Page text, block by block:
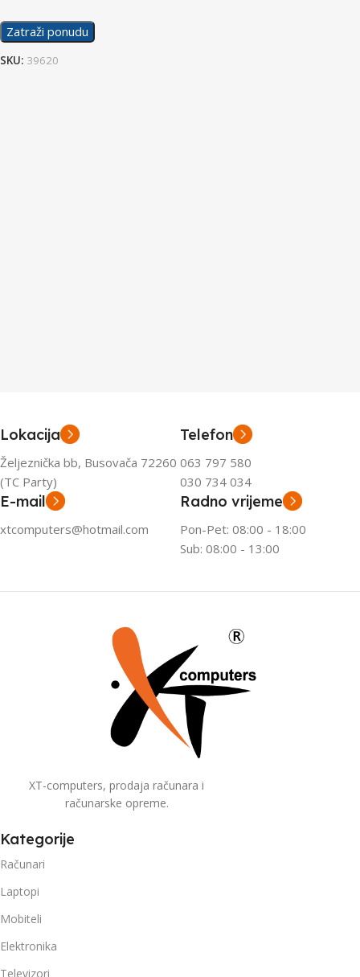
Zatraži ponudu
SKU: 39620
Lokacija
Željeznička bb, Busovača 72260
(TC Party)
Telefon
063 797 580
030 734 034
E-mail
xtcomputers@hotmail.com
Radno vrijeme
Pon-Pet: 08:00 - 18:00
Sub: 08:00 - 13:00
XT-computers, prodaja računara i
računarske opreme.
Kategorije
Računari
Laptopi
Mobiteli
Elektronika
Televizori